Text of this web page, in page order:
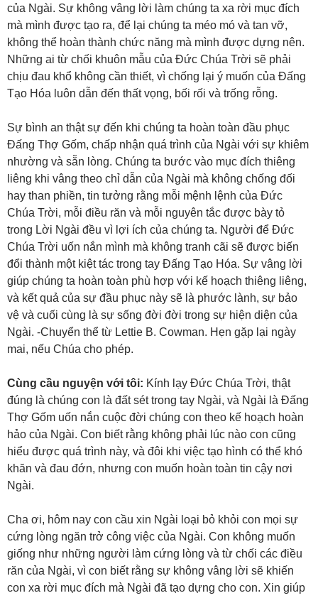
của Ngài. Sự không vâng lời làm chúng ta xa rời mục đích
mà mình được tạo ra, để lại chúng ta méo mó và tan vỡ,
không thể hoàn thành chức năng mà mình được dựng nên.
Những ai từ chối khuôn mẫu của Đức Chúa Trời sẽ phải
chịu đau khổ không cần thiết, vì chống lại ý muốn của Đấng
Tạo Hóa luôn dẫn đến thất vọng, bối rối và trống rỗng.
Sự bình an thật sự đến khi chúng ta hoàn toàn đầu phục
Đấng Thợ Gốm, chấp nhận quá trình của Ngài với sự khiêm
nhường và sẵn lòng. Chúng ta bước vào mục đích thiêng
liêng khi vâng theo chỉ dẫn của Ngài mà không chống đối
hay than phiền, tin tưởng rằng mỗi mệnh lệnh của Đức
Chúa Trời, mỗi điều răn và mỗi nguyên tắc được bày tỏ
trong Lời Ngài đều vì lợi ích của chúng ta. Người để Đức
Chúa Trời uốn nắn mình mà không tranh cãi sẽ được biến
đổi thành một kiệt tác trong tay Đấng Tạo Hóa. Sự vâng lời
giúp chúng ta hoàn toàn phù hợp với kế hoạch thiêng liêng,
và kết quả của sự đầu phục này sẽ là phước lành, sự bảo
vệ và cuối cùng là sự sống đời đời trong sự hiện diện của
Ngài. -Chuyển thể từ Lettie B. Cowman. Hẹn gặp lại ngày
mai, nếu Chúa cho phép.
Cùng cầu nguyện với tôi: Kính lạy Đức Chúa Trời, thật
đúng là chúng con là đất sét trong tay Ngài, và Ngài là Đấng
Thợ Gốm uốn nắn cuộc đời chúng con theo kế hoạch hoàn
hảo của Ngài. Con biết rằng không phải lúc nào con cũng
hiểu được quá trình này, và đôi khi việc tạo hình có thể khó
khăn và đau đớn, nhưng con muốn hoàn toàn tin cậy nơi
Ngài.
Cha ơi, hôm nay con cầu xin Ngài loại bỏ khỏi con mọi sự
cứng lòng ngăn trở công việc của Ngài. Con không muốn
giống như những người làm cứng lòng và từ chối các điều
răn của Ngài, vì con biết rằng sự không vâng lời sẽ khiến
con xa rời mục đích mà Ngài đã tạo dựng cho con. Xin giúp